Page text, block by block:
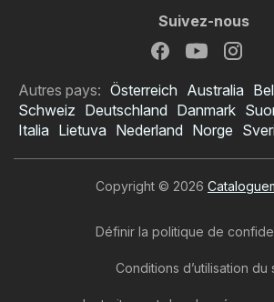
Suivez-nous
Autres pays: Österreich Australia
Schweiz Deutschland Danmark
Italia Lietuva Nederland Norge
Copyright © 2026
Définir la politique de
Conditions d’utilisation du